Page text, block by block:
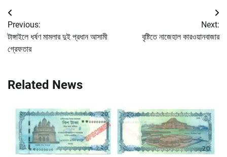
Post
navigation
Previous:
টাঙ্গাইলে ধর্ষণ মামলার দুই প্রধান আসামী
গ্রেফতার
Next:
বৃষ্টিতে নাজেহাল কারওয়ানবাজার
Related News